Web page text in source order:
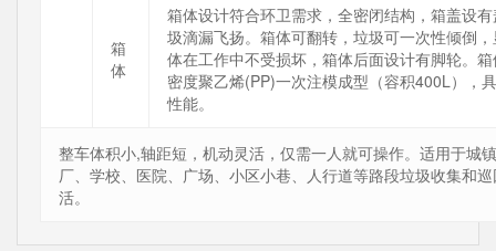
箱
体
箱体设计符合环卫需求，全密闭结构，箱盖设
圾滴漏飞扬。箱体可翻转，垃圾可一次性倾倒
体在工作中不受损坏，箱体后面设计有脚轮。
密度聚乙烯(PP)一次注模成型（容积400L），
性能。
整车体积小,轴距短，机动灵活，仅需一人就可操作。适用于城
厂、学校、医院、广场、小区小巷、人行道等路段垃圾收集和
活。